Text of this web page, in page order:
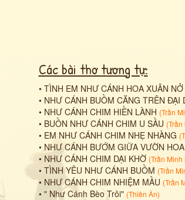
Các bài thơ tương tự:
• TÌNH EM NHƯ CÁNH HOA XUÂN NỞ
• NHƯ CÁNH BUỒM CĂNG TRÊN ĐẠI
• NHƯ CÁNH CHIM HIỀN LÀNH (Trần
• BUỒN NHƯ CÁNH CHIM U SẦU (Trần
• EM NHƯ CÁNH CHIM NHẸ NHÀNG (
• NHƯ CÁNH BƯỚM GIỮA VƯỜN
• NHƯ CÁNH CHIM DẠI KHỜ (Trần Minh
• TÌNH YÊU NHƯ CÁNH BUỒM (Trần
• NHƯ CÁNH CHIM NHIỆM MẦU (Trần
• " Như Cánh Bèo Trôi" (Thiên Ân)